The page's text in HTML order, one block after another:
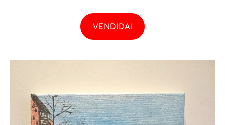
VENDIDA!